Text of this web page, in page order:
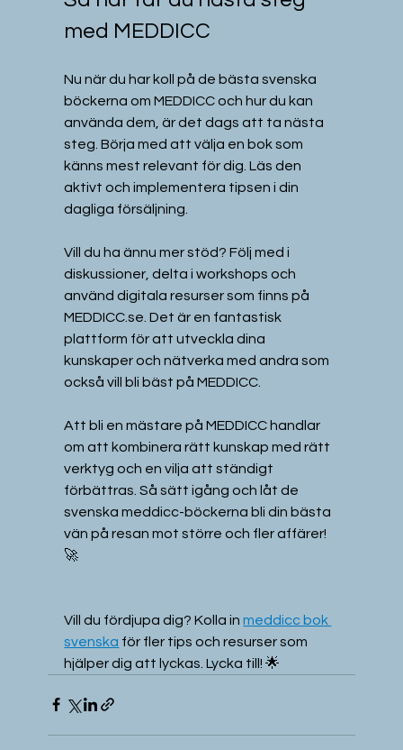
med MEDDICC
Nu när du har koll på de bästa svenska
böckerna om MEDDICC och hur du kan
använda dem, är det dags att ta nästa
steg. Börja med att välja en bok som
känns mest relevant för dig. Läs den
aktivt och implementera tipsen i din
dagliga försäljning.
Vill du ha ännu mer stöd? Följ med i
diskussioner, delta i workshops och
använd digitala resurser som finns på
MEDDICC.se. Det är en fantastisk
plattform för att utveckla dina
kunskaper och nätverka med andra som
också vill bli bäst på MEDDICC.
Att bli en mästare på MEDDICC handlar
om att kombinera rätt kunskap med rätt
verktyg och en vilja att ständigt
förbättras. Så sätt igång och låt de
svenska meddicc-böckerna bli din bästa
vän på resan mot större och fler affärer!
🚀
Vill du fördjupa dig? Kolla in meddicc bok
svenska för fler tips och resurser som
hjälper dig att lyckas. Lycka till! 🌟